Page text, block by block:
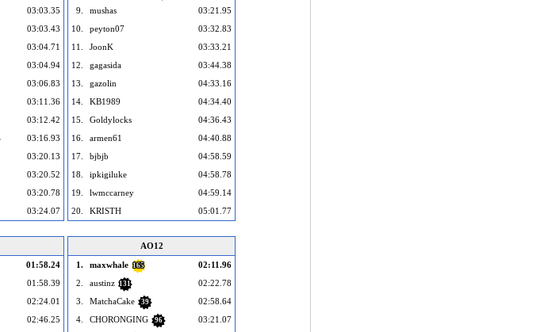
03:03.35
03:03.43
03:04.71
03:04.94
03:06.83
03:11.36
03:12.42
03:16.93
03:20.13
03:20.52
03:20.78
03:24.07
9.
mushas
03:21.95
10.
peyton07
03:32.83
11.
JoonK
03:33.21
12.
gagasida
03:44.38
13.
gazolin
04:33.16
14.
KB1989
04:34.40
15.
Goldylocks
04:36.43
16.
armen61
04:40.88
17.
bjbjb
04:58.59
18.
ipkigiluke
04:58.78
19.
lwmccarney
04:59.14
20.
KRISTH 05:01.77
01:58.24
01:58.39
02:24.01
02:46.25
AO12
1.
maxwhale 165
02:11.96
2.
austinz 131
02:22.78
3.
MatchaCake 39
02:58.64
4.
CHORONGING 96
03:21.07